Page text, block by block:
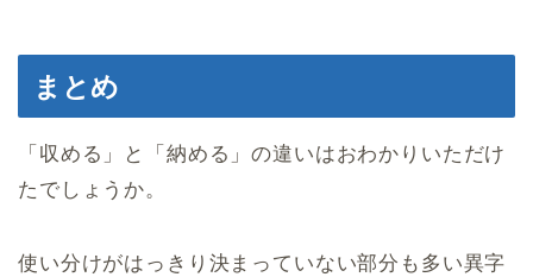
まとめ
「収める」と「納める」の違いはおわかりいただけ
たでしょうか。
使い分けがはっきり決まっていない部分も多い異字